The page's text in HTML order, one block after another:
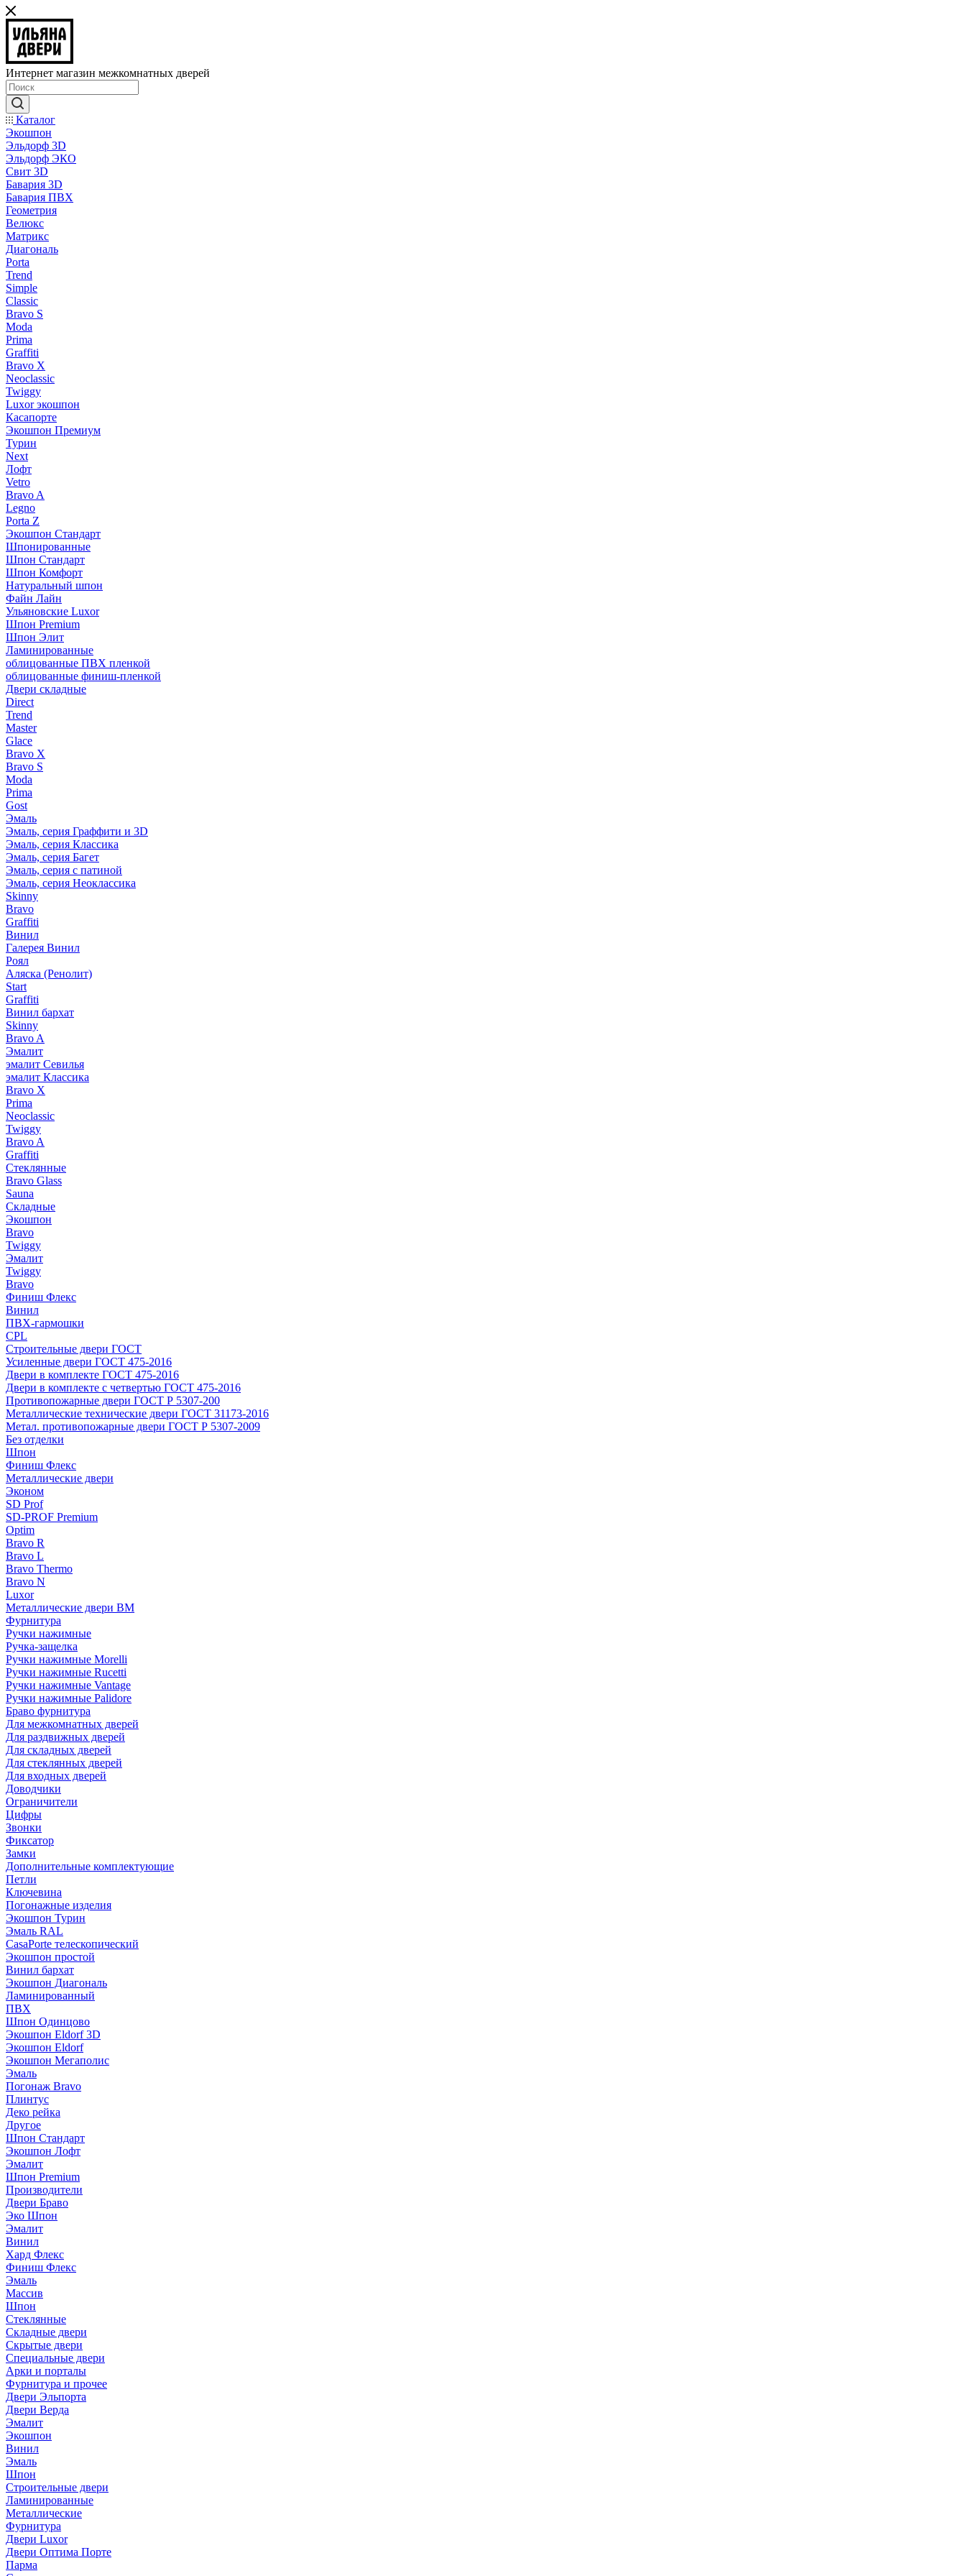
Интернет магазин межкомнатных дверей
Каталог
Экошпон
Эльдорф 3D
Эльдорф ЭКО
Свит 3D
Бавария 3D
Бавария ПВХ
Геометрия
Велюкс
Матрикс
Диагональ
Porta
Trend
Simple
Classic
Bravo S
Moda
Prima
Graffiti
Bravo X
Neoclassic
Twiggy
Luxor экошпон
Касапорте
Экошпон Премиум
Турин
Next
Лофт
Vetro
Bravo A
Legno
Porta Z
Экошпон Стандарт
Шпонированные
Шпон Стандарт
Шпон Комфорт
Натуральный шпон
Файн Лайн
Ульяновские Luxor
Шпон Premium
Шпон Элит
Ламинированные
облицованные ПВХ пленкой
облицованные финиш-пленкой
Двери складные
Direct
Trend
Master
Glace
Bravo X
Bravo S
Moda
Prima
Gost
Эмаль
Эмаль, серия Граффити и 3D
Эмаль, серия Классика
Эмаль, серия Багет
Эмаль, серия с патиной
Эмаль, серия Неоклассика
Skinny
Bravo
Graffiti
Винил
Галерея Винил
Роял
Аляска (Ренолит)
Start
Graffiti
Винил бархат
Skinny
Bravo A
Эмалит
эмалит Севилья
эмалит Классика
Bravo X
Prima
Neoclassic
Twiggy
Bravo A
Graffiti
Стеклянные
Bravo Glass
Sauna
Складные
Экошпон
Bravo
Twiggy
Эмалит
Twiggy
Bravo
Финиш Флекс
Винил
ПВХ-гармошки
CPL
Строительные двери ГОСТ
Усиленные двери ГОСТ 475-2016
Двери в комплекте ГОСТ 475-2016
Двери в комплекте с четвертью ГОСТ 475-2016
Противопожарные двери ГОСТ Р 5307-200
Металлические технические двери ГОСТ 31173-2016
Метал. противопожарные двери ГОСТ Р 5307-2009
Без отделки
Шпон
Финиш Флекс
Металлические двери
Эконом
SD Prof
SD-PROF Premium
Optim
Bravo R
Bravo L
Bravo Thermo
Bravo N
Luxor
Металлические двери ВМ
Фурнитура
Ручки нажимные
Ручка-защелка
Ручки нажимные Morelli
Ручки нажимные Rucetti
Ручки нажимные Vantage
Ручки нажимные Palidore
Браво фурнитура
Для межкомнатных дверей
Для раздвижных дверей
Для складных дверей
Для стеклянных дверей
Для входных дверей
Доводчики
Ограничители
Цифры
Звонки
Фиксатор
Замки
Дополнительные комплектующие
Петли
Ключевина
Погонажные изделия
Экошпон Турин
Эмаль RAL
CasaPorte телескопический
Экошпон простой
Винил бархат
Экошпон Диагональ
Ламинированный
ПВХ
Шпон Одинцово
Экошпон Eldorf 3D
Экошпон Eldorf
Экошпон Мегаполис
Эмаль
Погонаж Bravo
Плинтус
Деко рейка
Другое
Шпон Стандарт
Экошпон Лофт
Эмалит
Шпон Premium
Производители
Двери Браво
Эко Шпон
Эмалит
Винил
Хард Флекс
Финиш Флекс
Эмаль
Массив
Шпон
Стеклянные
Складные двери
Скрытые двери
Специальные двери
Арки и порталы
Фурнитура и прочее
Двери Эльпорта
Двери Верда
Эмалит
Экошпон
Винил
Эмаль
Шпон
Строительные двери
Ламинированные
Металлические
Фурнитура
Двери Luxor
Двери Оптима Порте
Парма